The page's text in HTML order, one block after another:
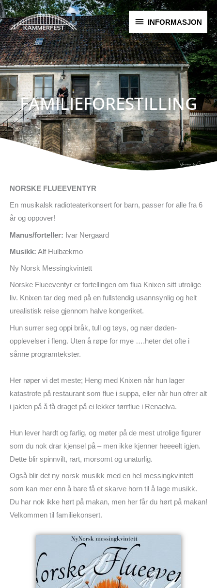
Hopp
rett
til
innholdet
INFORMASJON
INFORMASJON
FAMILIEFORESTILLING
NORSKE FLUEEVENTYR
En musikalsk radioteaterkonsert for barn, passer for alle fra 6
år og oppover!
Manus/forteller: Ivar Nergaard
Musikk: Alf Hulbækmo
Ny Norsk Messingkvintett
Norske Flueeventyr er fortellingen om flua Knixen sitt utrolige
liv. Knixen tar deg med på en fullstendig usannsynlig og helt
urealistisk reise gjennom halve kongeriket.
Hun surrer seg oppi bråk, tull og tøys, og nær døden-
opplevelser i fleng. Uten å røpe for mye ….heter det ofte i
sånne programtekster.
Her røper vi det meste; Heng med Knixen når hun lager
katastrofe på restaurant som flue i suppa, eller når hun ofrer alt
i jakten på å få draget på ei lekker tørrflue i Renaelva.
Hun lever hardt og farlig, og møter på de mest utrolige figurer
som du nok drar kjensel på – men ikke kjenner heeeelt igjen.
Dette blir spinnvilt, rart, morsomt og unaturlig.
Også blir det ny norsk musikk med en hel messingkvintett –
som kan mer enn å bare få et skarve horn til å lage musikk.
Du har nok ikke hørt på makan, men her får du hørt på makan!
Velkommen til familiekonsert.